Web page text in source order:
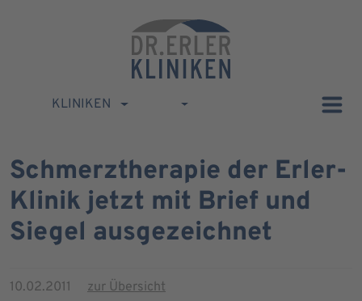
KLINIKEN
Schmerztherapie der Erler-
Klinik jetzt mit Brief und
Siegel ausgezeichnet
10.02.2011 zur Übersicht